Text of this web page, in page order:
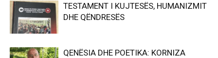
TESTAMENT I KUJTESËS, HUMANIZMIT
DHE QËNDRESËS
QENËSIA DHE POETIKA: KORNIZA